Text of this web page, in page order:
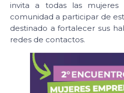
invita a todas las mujeres
comunidad a participar de
destinado a fortalecer sus
redes de contactos.